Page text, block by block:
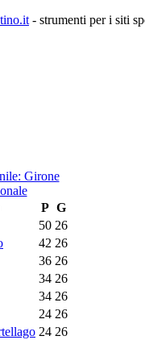
- strumenti per i siti
Girone
P G
50 26
42 26
36 26
34 26
34 26
24 26
24 26